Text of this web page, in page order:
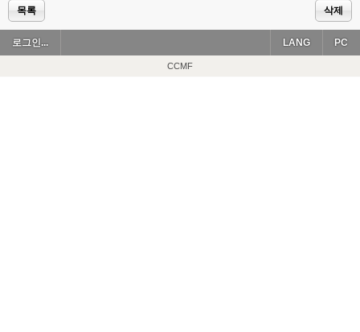
목록 삭제
로그인... PC
LANG
CCMF